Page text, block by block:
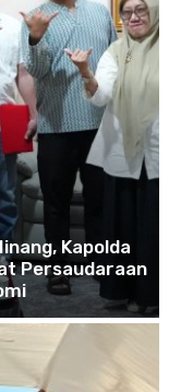
Kapolda
Persaudaraan